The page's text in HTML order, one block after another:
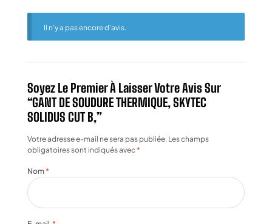
Il n’y a pas encore d’avis.
Soyez Le Premier À Laisser Votre Avis Sur
“GANT DE SOUDURE THERMIQUE, SKYTEC
SOLIDUS CUT B,”
Votre adresse e-mail ne sera pas publiée. Les champs
obligatoires sont indiqués avec*
Nom *